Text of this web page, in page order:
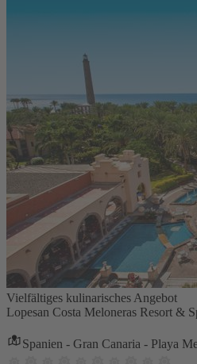
Vielfältiges kulinarisches Angebot
Lopesan Costa Meloneras Resort &
Spanien - Gran Canaria - Playa